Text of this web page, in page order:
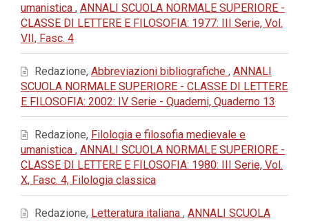
umanistica , ANNALI SCUOLA NORMALE SUPERIORE -
CLASSE DI LETTERE E FILOSOFIA: 1977: III Serie, Vol.
VII, Fasc. 4
Redazione, Abbreviazioni bibliografiche , ANNALI
SCUOLA NORMALE SUPERIORE - CLASSE DI LETTERE
E FILOSOFIA: 2002: IV Serie - Quaderni, Quaderno 13
Redazione, Filologia e filosofia medievale e
umanistica , ANNALI SCUOLA NORMALE SUPERIORE -
CLASSE DI LETTERE E FILOSOFIA: 1980: III Serie, Vol.
X, Fasc. 4, Filologia classica
Redazione, Letteratura italiana , ANNALI SCUOLA